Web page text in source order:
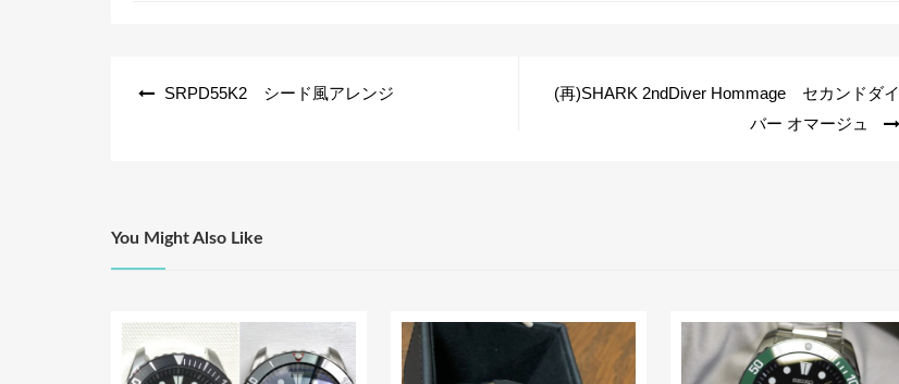
o
ー
シ
SRPD55K2 シード風アレンジ
(再)SHARK 2ndDiver Hommage セカンドダイ
バー オマージュ
You Might Also Like